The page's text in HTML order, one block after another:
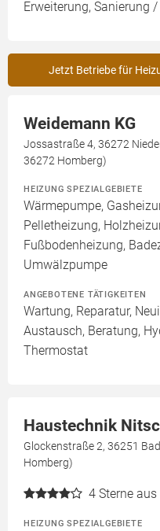
Erweiterung, Sanierung
Jetzt Betriebe für
Weidemann KG
Jossastraße 4, 36272
36272 Homberg)
HEIZUNG SPEZIALGEBIETE
Wärmepumpe,
Pelletheizung,
Fußbodenheizung,
Umwälzpumpe
ANGEBOTENE TÄTIGKEITEN
Wartung, Reparatur,
Austausch, Beratung,
Thermostat
Haustechnik
Glockenstraße 2, 36251
Homberg)
4 Sterne
HEIZUNG SPEZIALGEBIETE